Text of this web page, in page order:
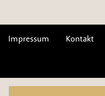
Impressum Kontakt